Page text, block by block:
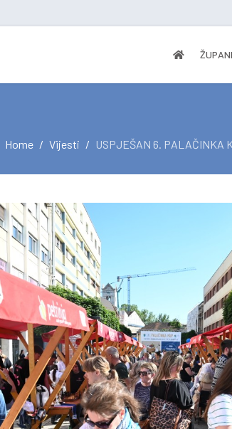
Home Vijesti USPJEŠAN 6. PALAČINKA